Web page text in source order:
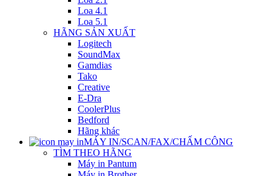
Loa 4.1
Loa 5.1
HÃNG SẢN XUẤT
Logitech
SoundMax
Gamdias
Tako
Creative
E-Dra
CoolerPlus
Bedford
Hãng khác
MÁY IN/SCAN/FAX/CHẤM CÔNG
TÌM THEO HÃNG
Máy in Pantum